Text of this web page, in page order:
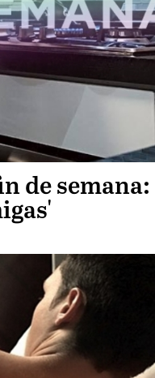
de semana: